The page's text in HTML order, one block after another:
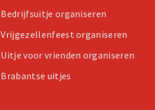
Bedrijfsuitje organiseren
Vrijgezellenfeest organiseren
Uitje voor vrienden organiseren
Brabantse uitjes